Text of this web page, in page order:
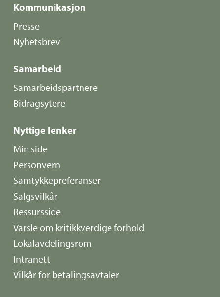
Kommunikasjon
Presse
Nyhetsbrev
Samarbeid
Samarbeidspartnere
Bidragsytere
Nyttige lenker
Min side
Personvern
Samtykkepreferanser
Salgsvilkår
Ressursside
Varsle om kritikkverdige forhold
Lokalavdelingsrom
Intranett
Vilkår for betalingsavtaler